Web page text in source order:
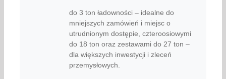
do 3 ton ładowności – idealne do
mniejszych zamówień i miejsc o
utrudnionym dostępie, czteroosiowymi
do 18 ton oraz zestawami do 27 ton –
dla większych inwestycji i zleceń
przemysłowych.